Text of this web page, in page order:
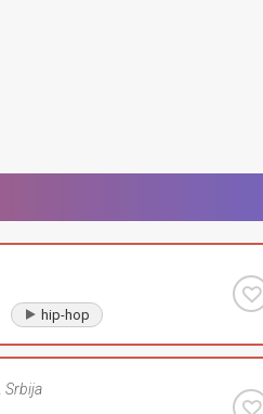
hip-hop
Srbija